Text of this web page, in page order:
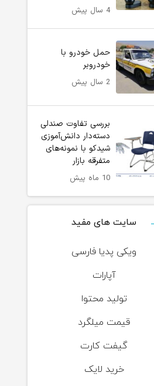
4 سال پیش
حمل خودرو با
خودروبر
2 سال پیش
بررسی تفاوت صندلی
دسته‌دار دانش‌آموزی
شیدکو با نمونه‌های
متفرقه بازار
10 ماه پیش
سایت های مفید
ویکی پدیا فارسی
آپارات
تولید محتوا
قیمت میلگرد
گیفت کارت
خرید لایک